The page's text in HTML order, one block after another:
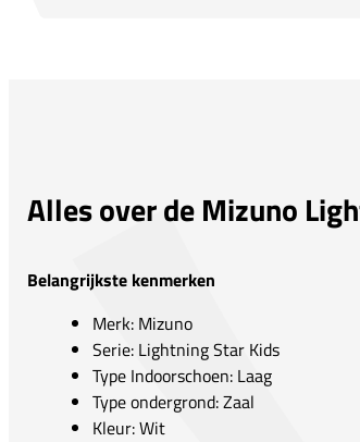
Alles over de Mizuno
Belangrijkste kenmerken
Merk: Mizuno
Serie: Lightning Star Kids
Type Indoorschoen: Laag
Type ondergrond: Zaal
Kleur: Wit